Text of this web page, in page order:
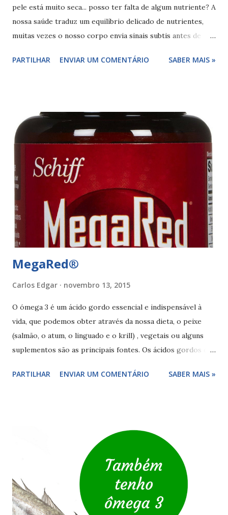
pele está muito seca... posso ter falta de algum nutriente? A
nossa saúde traduz um equilíbrio delicado de nutrientes,
muitas vezes o nosso corpo envia sinais subtis antes de
essenciais e, paradoxalmente, um dos mais negligenciados
fundamental da inflamação e da saúde cerebral. Neste post,
vou explorar os sinais silenciosos de que você pode estar
com deficiência de Ômega 3, quais alimentos devem estar na
sua mesa e quando a suplementação se torna o caminho
mais inteligente para a longevidade. Mas afinal o que é o
Ômega 3? O Que é o Ômega 3 e Por Que Ele é Vital? O
Ômega 3 é uma família de ácidos graxos essenciais, o que
significa que o corpo humano não consegue produzi-los
por conta própria. Precisamos obtê-los ...
PARTILHAR ENVIAR UM COMENTÁRIO SABER MAIS »
MegaRed®
Carlos Edgar novembro 13, 2015
O ómega 3 é um ácido gordo essencial e indispensável à
vida, que podemos obter através da nossa dieta, o peixe
(salmão, o atum, o linguado e o krill) , vegetais ou alguns
suplementos são as principais fontes. Os ácidos gordos de
eicosapentaenóico), DHA (ácido docosa-hexaenóico) e ALA
fosfolípidos. O megared® não causa mau sabor a peixe
ou regurgitação, pois se dissolve no estômago em vez
de flutuar (os óleos de peixe costumam flutuar). Como
utilizar megared®: tome 1 cápsula por dia. Preço do
megared®: 25 a 30 € Fontes bibliográficas
procuromaissaude.com/omega3 schiffmegared.pt/o-que-
PARTILHAR ENVIAR UM COMENTÁRIO SABER MAIS »